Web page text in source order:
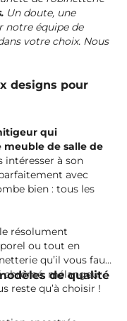
Un doute, une
notre équipe de
votre choix. Nous
designs pour
qui
meuble de salle de
intéresser à son
avec
bien : tous les
résolument
ou tout en
qu’il vous faut.
mélangeur
reste qu’à choisir !
de qualité